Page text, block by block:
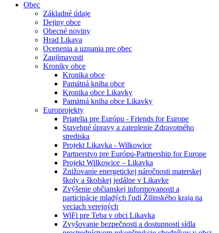
Obec
Základné údaje
Dejiny obce
Obecné noviny
Hrad Likava
Ocenenia a uznania pre obec
Zaujímavosti
Kroniky obce
Kronika obce
Pamätná kniha obce
Kronika obce Likavky
Pamätná kniha obce Likavky
Europrojekty
Priatelia pre Európu - Friends for Europe
Stavebné úpravy a zateplenie Zdravotného
strediska
Projekt Likavka - Wilkowice
Partnerstvo pre Európu-Partnership for Europe
Projekt Wilkowice – Likavka
Znižovanie energetickej náročnosti materskej
školy a školskej jedálne v Likavke
Zvýšenie občianskej informovanosti a
participácie mladých ľudí Žilinského kraja na
veciach verejných
WiFi pre Teba v obci Likavka
Zvyšovanie bezpečnosti a dostupnosti sídla